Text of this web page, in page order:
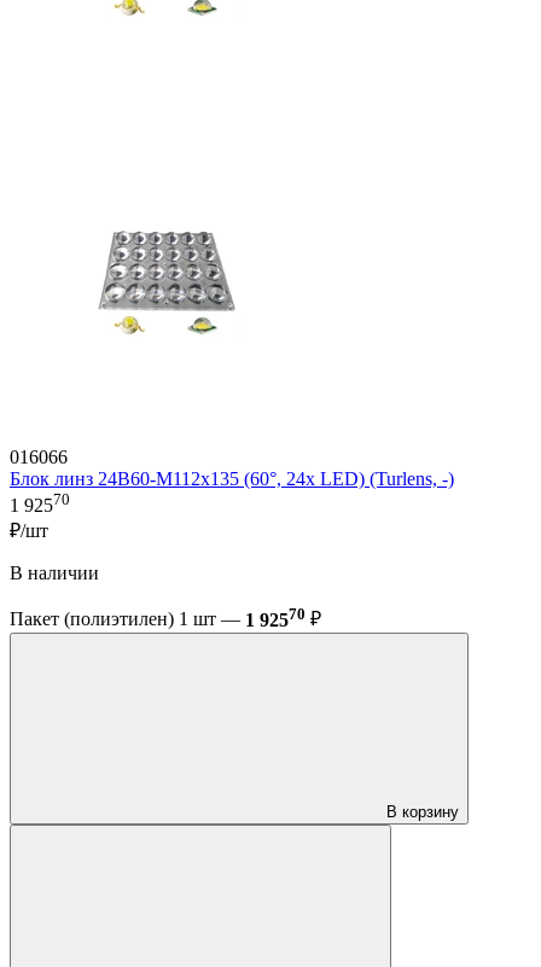
016066
Блок линз 24B60-M112х135 (60°, 24x LED) (Turlens, -)
1 92570
₽/шт
В наличии
Пакет (полиэтилен) 1 шт — 1 92570 ₽
В корзину